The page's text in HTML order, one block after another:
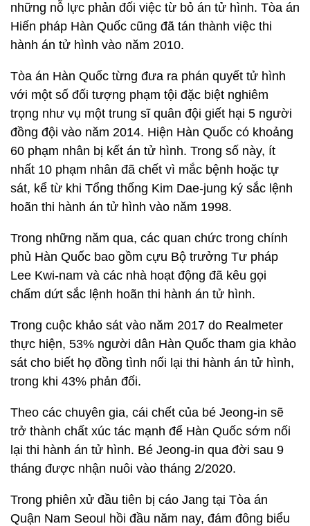
những nỗ lực phản đối việc từ bỏ án tử hình. Tòa án
Hiến pháp Hàn Quốc cũng đã tán thành việc thi
hành án tử hình vào năm 2010.
Tòa án Hàn Quốc từng đưa ra phán quyết tử hình
với một số đối tượng phạm tội đặc biệt nghiêm
trọng như vụ một trung sĩ quân đội giết hại 5 người
đồng đội vào năm 2014. Hiện Hàn Quốc có khoảng
60 phạm nhân bị kết án tử hình. Trong số này, ít
nhất 10 phạm nhân đã chết vì mắc bệnh hoặc tự
sát, kể từ khi Tổng thống Kim Dae-jung ký sắc lệnh
hoãn thi hành án tử hình vào năm 1998.
Trong những năm qua, các quan chức trong chính
phủ Hàn Quốc bao gồm cựu Bộ trưởng Tư pháp
Lee Kwi-nam và các nhà hoạt động đã kêu gọi
chấm dứt sắc lệnh hoãn thi hành án tử hình.
Trong cuộc khảo sát vào năm 2017 do Realmeter
thực hiện, 53% người dân Hàn Quốc tham gia khảo
sát cho biết họ đồng tình nối lại thi hành án tử hình,
trong khi 43% phản đối.
Theo các chuyên gia, cái chết của bé Jeong-in sẽ
trở thành chất xúc tác mạnh để Hàn Quốc sớm nối
lại thi hành án tử hình. Bé Jeong-in qua đời sau 9
tháng được nhận nuôi vào tháng 2/2020.
Trong phiên xử đầu tiên bị cáo Jang tại Tòa án
Quận Nam Seoul hồi đầu năm nay, đám đông biểu